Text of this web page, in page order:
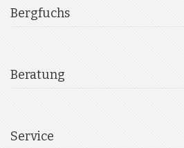
Bergfuchs
Beratung
Service